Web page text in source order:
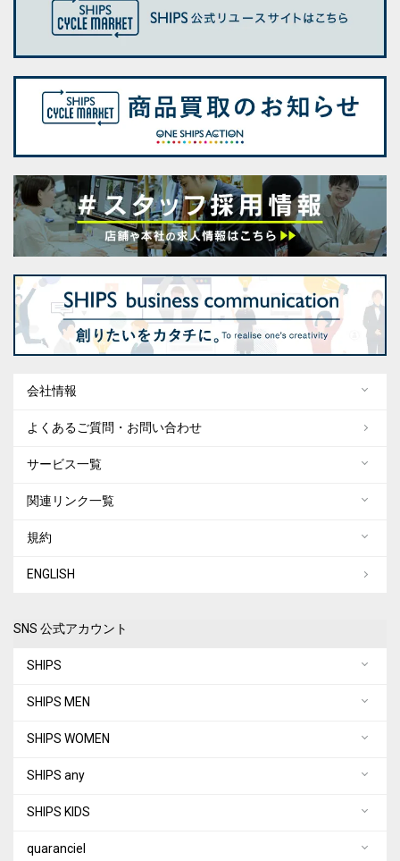
会社情報
よくあるご質問・お問い合わせ
サービス一覧
関連リンク一覧
規約
ENGLISH
SNS 公式アカウント
SHIPS
SHIPS MEN
SHIPS WOMEN
SHIPS any
SHIPS KIDS
quaranciel